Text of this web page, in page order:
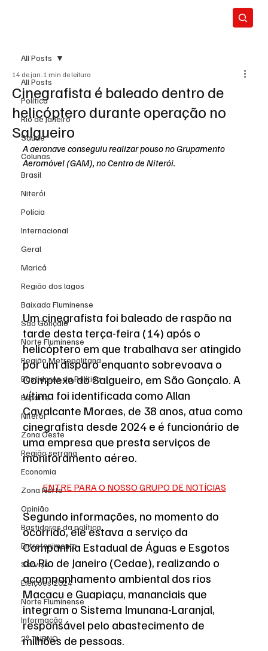
All Posts
Política
Rio de Janeiro
Saúde
Colunas
Brasil
Niterói
Polícia
Internacional
Geral
Maricá
Região dos lagos
Baixada Fluminense
São Gonçalo
Norte Fluminense
Região Metropolitana
Bastidores da Política
Esporte
Niterói
Zona Oeste
Região serrana
Economia
Zona Norte
Opinião
Bastidores da política
Entretenimento
Serviço
Eleições 2024
Norte Fluminense
Informação
2º TURNO
All Posts
Cinegrafista é baleado dentro de
helicóptero durante operação no
Salgueiro
14 de jan. 1 min de leitura
A aeronave conseguiu realizar pouso no Grupamento
Aeromóvel (GAM), no Centro de Niterói.
Um cinegrafista foi baleado de raspão na
tarde desta terça-feira (14) após o
helicóptero em que trabalhava ser atingido
por um disparo enquanto sobrevoava o
Complexo do Salgueiro, em São Gonçalo. A
vítima foi identificada como Allan
Cavalcante Moraes, de 38 anos, atua como
cinegrafista desde 2024 e é funcionário de
uma empresa que presta serviços de
monitoramento aéreo.
ENTRE PARA O NOSSO GRUPO DE NOTÍCIAS
Segundo informações, no momento do
ocorrido, ele estava a serviço da
Companhia Estadual de Águas e Esgotos
do Rio de Janeiro (Cedae), realizando o
acompanhamento ambiental dos rios
Macacu e Guapiaçu, mananciais que
integram o Sistema Imunana-Laranjal,
responsável pelo abastecimento de
milhões de pessoas.